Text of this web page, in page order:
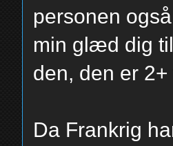
personen
min glæd dig
den, den er
Da Frankrig